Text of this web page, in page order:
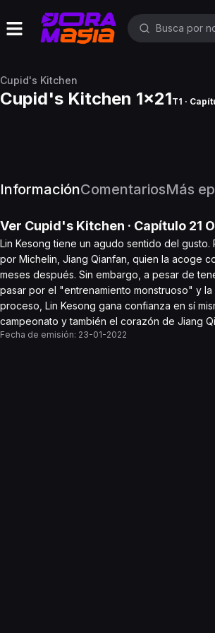
Cupid's Kitchen
Cupid's Kitchen 1x21T1 ·
InformaciónComentariosMás
Ver Cupid's Kitchen · Capítulo 21
Lin Kesong tiene un agudo sentido del
por Michelin, Jiang Qianfan, quien la acoge
meses después. Sin embargo, a pesar de
pasar por el "entrenamiento monstruoso" y
proceso, Lin Kesong gana confianza en sí
campeonato y también el corazón de Jiang
Fecha de emisión: 23-01-2022